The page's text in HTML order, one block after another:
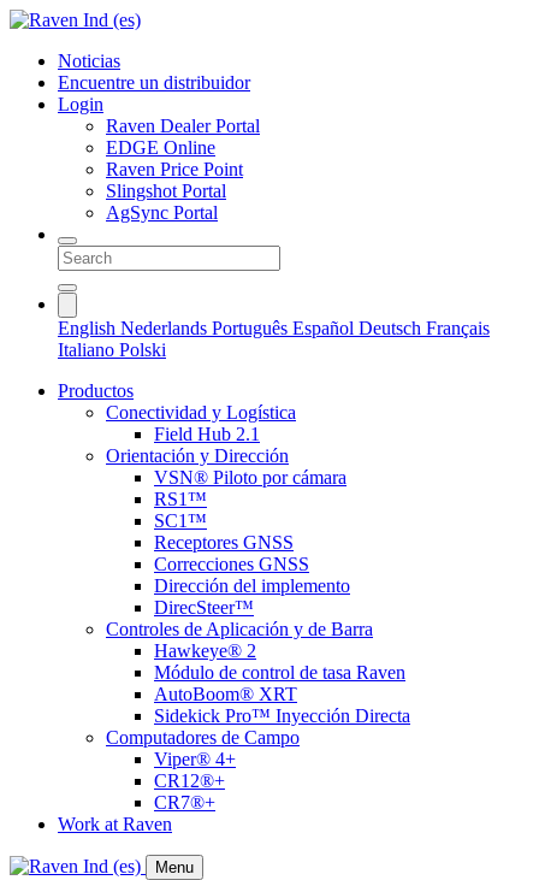
Noticias
Encuentre un distribuidor
Login
Raven Dealer Portal
EDGE Online
Raven Price Point
Slingshot Portal
AgSync Portal
English Nederlands Português Español Deutsch Français
Italiano Polski
Productos
Conectividad y Logística
Field Hub 2.1
Orientación y Dirección
VSN® Piloto por cámara
RS1™
SC1™
Receptores GNSS
Correcciones GNSS
Dirección del implemento
DirecSteer™
Controles de Aplicación y de Barra
Hawkeye® 2
Módulo de control de tasa Raven
AutoBoom® XRT
Sidekick Pro™ Inyección Directa
Computadores de Campo
Viper® 4+
CR12®+
CR7®+
Work at Raven
Menu